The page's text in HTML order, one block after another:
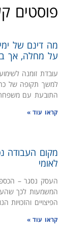
פוסטים
מה דינם של
על מחלה, אך
עובדת זומנה
למשך תקופה של
התובעת עם
קראו עוד »
מקום העבודה
לאומי
העסק נסגר –
המשמעות לכך
הפיצויים
קראו עוד »